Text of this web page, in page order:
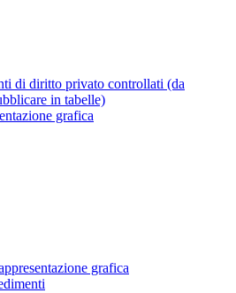
di diritto privato controllati (da
in tabelle)
grafica
grafica